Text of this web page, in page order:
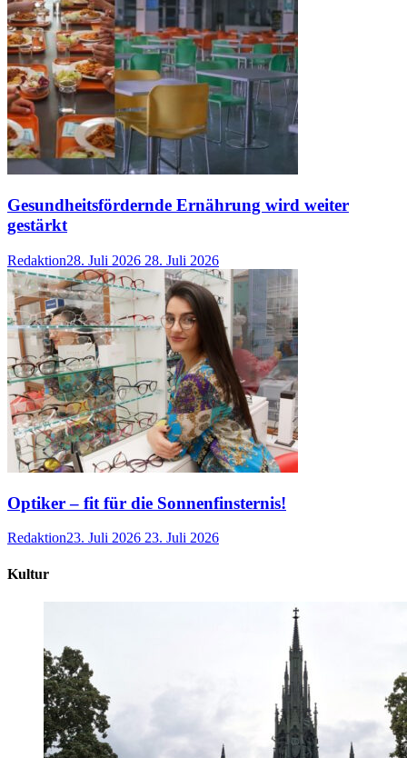
Gesundheitsfördernde Ernährung wird weiter
gestärkt
Redaktion28. Juli 2026 28. Juli 2026
Optiker – fit für die Sonnenfinsternis!
Redaktion23. Juli 2026 23. Juli 2026
Kultur